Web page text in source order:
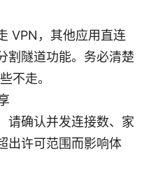
VPN，其他应用直连
割隧道功能。务必清楚
不走。
请确认并发连接数、家
出许可范围而影响体